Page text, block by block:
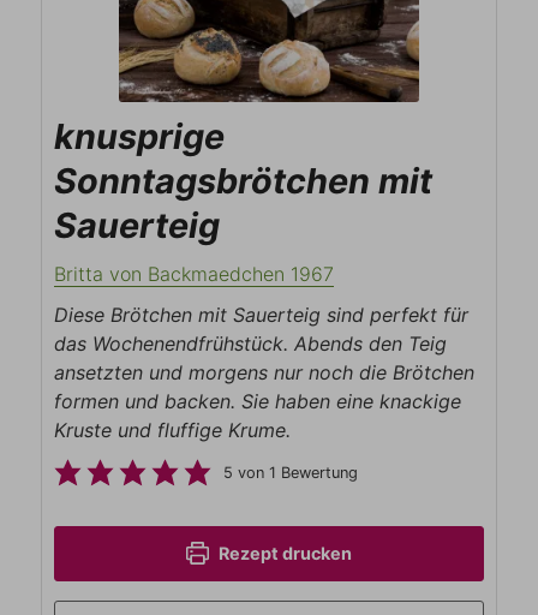
knusprige
Sonntagsbrötchen mit
Sauerteig
Britta von Backmaedchen 1967
Diese Brötchen mit Sauerteig sind perfekt für
das Wochenendfrühstück. Abends den Teig
ansetzten und morgens nur noch die Brötchen
formen und backen. Sie haben eine knackige
Kruste und fluffige Krume.
5 von 1 Bewertung
Rezept drucken